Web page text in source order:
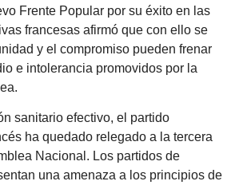
Frente Popular por su éxito en las
francesas afirmó que con ello se
y el compromiso pueden frenar
e intolerancia promovidos por la
sanitario efectivo, el partido
ha quedado relegado a la tercera
Nacional. Los partidos de
una amenaza a los principios de